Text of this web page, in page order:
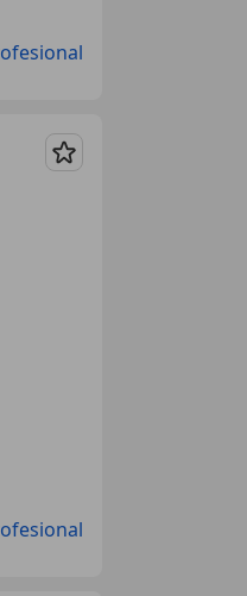
Guardar